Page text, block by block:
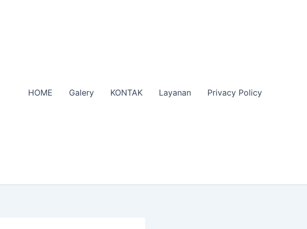
HOME Galery KONTAK Layanan Privacy Policy